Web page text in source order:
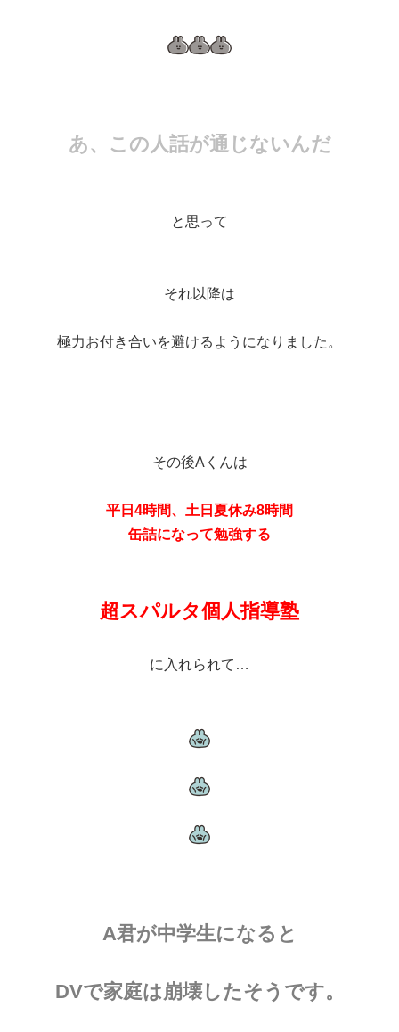
あ、この人話が通じないんだ
と思って
それ以降は
極力お付き合いを避けるようになりました。
その後Aくんは
平日4時間、土日夏休み8時間
缶詰になって勉強する
超スパルタ個人指導塾
に入れられて…
A君が中学生になると
DVで家庭は崩壊したそうです。